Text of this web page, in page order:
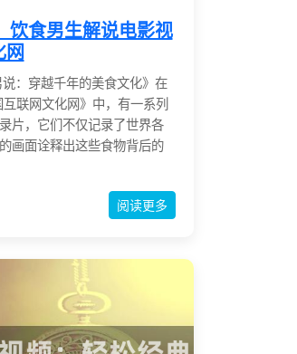
饮食男生解说电影视
：穿越千年的美食文化》在
联网文化网》中，有一系列
片，它们不仅记录了世界各
画面诠释出这些食物背后的
阅读更多